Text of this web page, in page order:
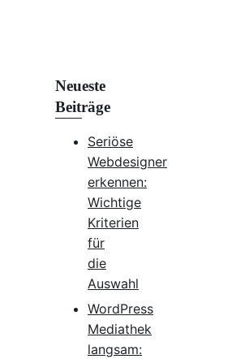
Neueste
Beiträge
Seriöse
Webdesigner
erkennen:
Wichtige
Kriterien
für
die
Auswahl
WordPress
Mediathek
langsam: